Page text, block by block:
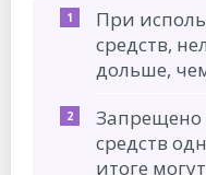
При
средств,
дольше,
Запрещено
средств
итоге